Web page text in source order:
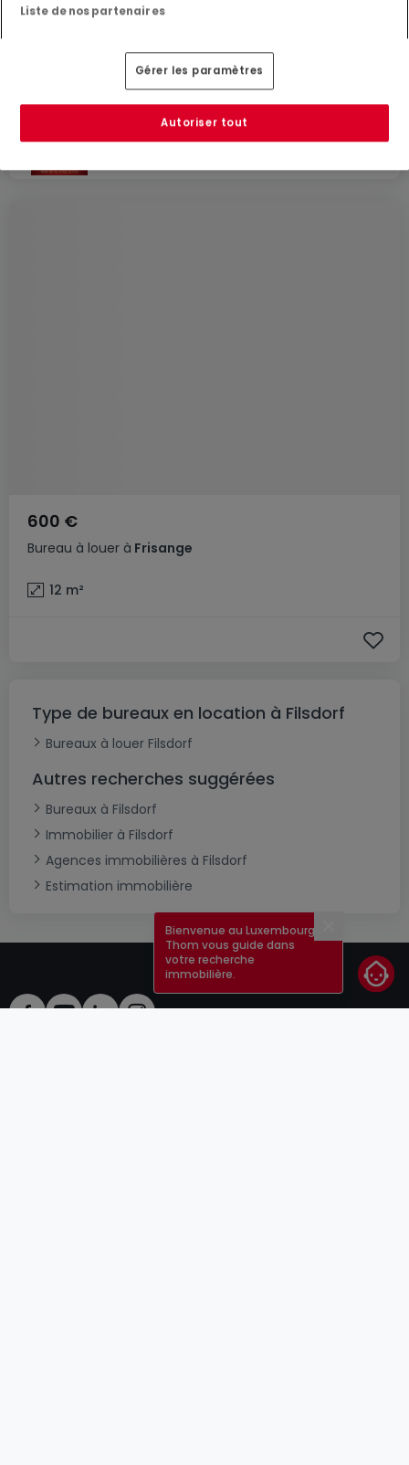
Aspelt
76 m² 1 1
Bureau à louer à Frisange
600 €
12 m²
Type de bureaux en location à Filsdorf
Bureaux à louer Filsdorf
Autres recherches suggérées
Bureaux à Filsdorf
Immobilier à Filsdorf
Agences immobilières à Filsdorf
Estimation immobilière
Bienvenue au Luxembourg !
Thom vous guide dans
votre recherche
immobilière.
Liste de nos partenaires
Gérer les paramètres
Autoriser tout